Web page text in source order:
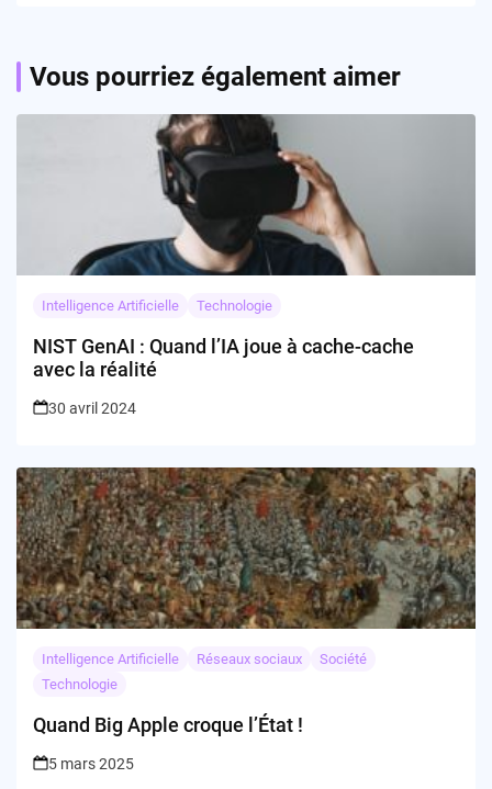
Vous pourriez également aimer
Intelligence Artificielle Technologie
NIST GenAI : Quand l’IA joue à cache-cache
avec la réalité
30 avril 2024
Intelligence Artificielle Réseaux sociaux
Société
Technologie
Quand Big Apple croque l’État !
5 mars 2025